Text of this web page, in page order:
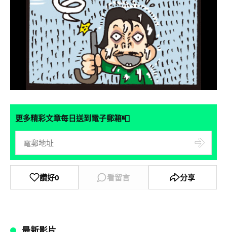
更多精彩文章每日送到電子郵箱📮
讚好0 看留言 分享